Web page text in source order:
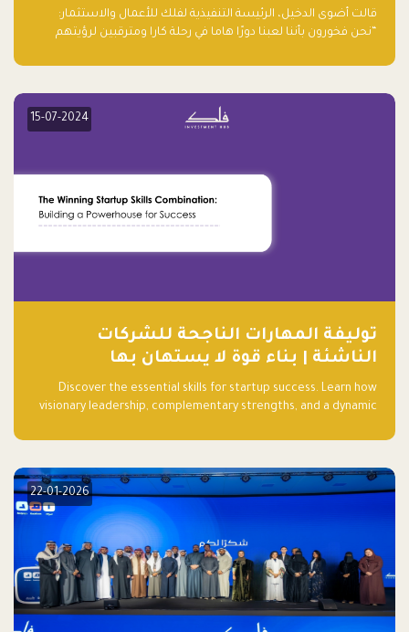
قالت أضوى الدخيل، الرئيسة التنفيذية لفلك للأعمال والاستثمار:
“نحن فخورون بأننا لعبنا دورًا هاما في رحلة كارا ومترقبين لرؤيتهم
جيدًا لكوكبنا فحسب، بل إنه جيد أيضًا للأعمال”.
15-07-2024
توليفة المهارات الناجحة للشركات
الناشئة | بناء قوة لا يستهان بها
Discover the essential skills for startup success. Learn how
visionary leadership, complementary strengths, and a dynamic
elevate your startup! Follow us @FalakHub
22-01-2026